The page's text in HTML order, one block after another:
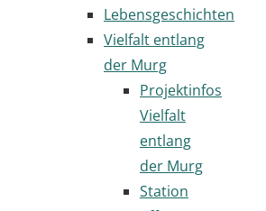
Lebensgeschichten
Vielfalt entlang
der Murg
Projektinfos
Vielfalt
entlang
der Murg
Station